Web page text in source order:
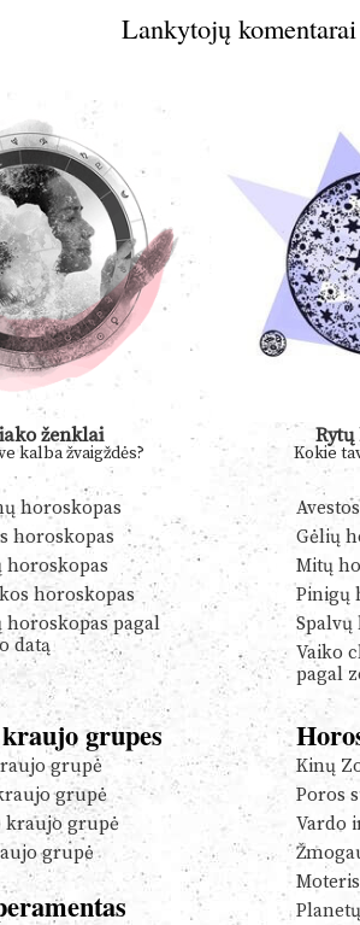
Lankytojų komentarai
ženklai
kalba žvaigždės? Kokie
horoskopas
horoskopas
Gėlių
horoskopas
Mitų
horoskopas
Pinigų
horoskopas pagal
datą
Spalvų
Vaiko
pagal
grupes
grupė
grupė
kraujo grupė
grupė
Kinų
Poros
Vardo